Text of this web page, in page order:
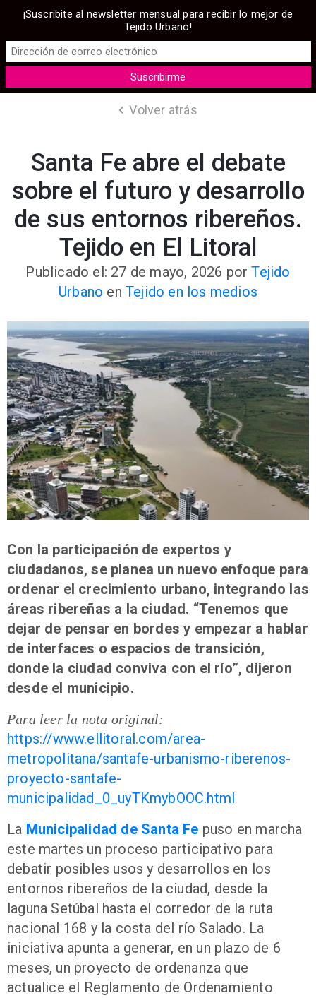
Volver atrás
Santa Fe abre el debate
sobre el futuro y desarrollo
de sus entornos ribereños.
Tejido en El Litoral
Publicado el: 27 de mayo, 2026 porTejido
Urbano en Tejido en los medios
Con la participación de expertos y
ciudadanos, se planea un nuevo enfoque para
ordenar el crecimiento urbano, integrando las
áreas ribereñas a la ciudad. “Tenemos que
dejar de pensar en bordes y empezar a hablar
de interfaces o espacios de transición,
donde la ciudad conviva con el río”, dijeron
desde el municipio.
Para leer la nota original:
https://www.ellitoral.com/area-
metropolitana/santafe-urbanismo-riberenos-
proyecto-santafe-
municipalidad_0_uyTKmybOOC.html
La Municipalidad de Santa Fe puso en marcha
este martes un proceso participativo para
debatir posibles usos y desarrollos en los
entornos ribereños de la ciudad, desde la
laguna Setúbal hasta el corredor de la ruta
nacional 168 y la costa del río Salado. La
iniciativa apunta a generar, en un plazo de 6
meses, un proyecto de ordenanza que
actualice el Reglamento de Ordenamiento
¡Suscribite al newsletter mensual para recibir lo mejor de
Tejido Urbano!